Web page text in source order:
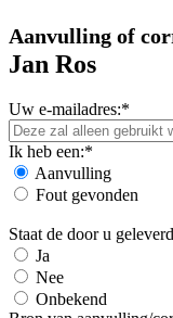
Aanvulling of
Jan Ros
Uw e-mailadres:*
Ik heb een:*
Aanvulling
Fout gevonden
Staat de door u
Ja
Nee
Onbekend